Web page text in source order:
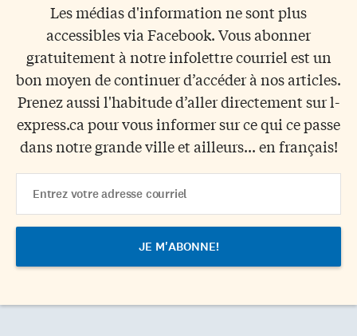
Les médias d'information ne sont plus
accessibles via Facebook. Vous abonner
gratuitement à notre infolettre courriel est un
bon moyen de continuer d’accéder à nos articles.
Prenez aussi l'habitude d’aller directement sur l-
express.ca pour vous informer sur ce qui ce passe
dans notre grande ville et ailleurs... en français!
Address